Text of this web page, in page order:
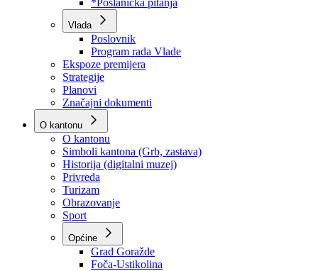
*Odluke
*Zaključci
*Poslanička pitanja
Vlada
Poslovnik
Program rada Vlade
Ekspoze premijera
Strategije
Planovi
Značajni dokumenti
O kantonu
O kantonu
Simboli kantona (Grb, zastava)
Historija (digitalni muzej)
Privreda
Turizam
Obrazovanje
Sport